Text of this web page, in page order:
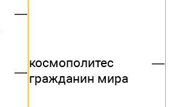
—
—
космополитес —
гражданин мира